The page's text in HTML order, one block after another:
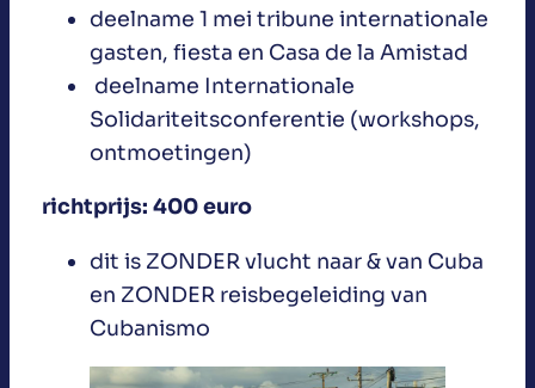
deelname 1 mei tribune internationale
gasten, fiesta en Casa de la Amistad
deelname Internationale
Solidariteitsconferentie (workshops,
ontmoetingen)
richtprijs: 400 euro
dit is ZONDER vlucht naar & van Cuba
en ZONDER reisbegeleiding van
Cubanismo